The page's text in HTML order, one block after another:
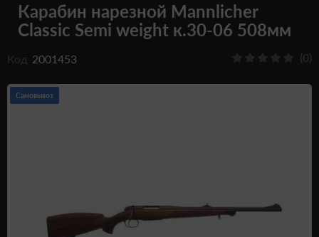
Пистолеты
Оптика
Тюнинг
Аксессуары
Карабин нарезной Mannlicher
Classic Semi weight к.30-06 508мм
Код 2001453 (0)
Самовывоз